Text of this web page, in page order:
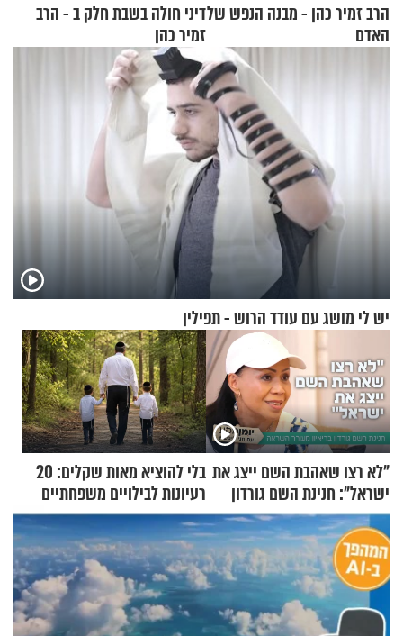
הרב זמיר כהן - מבנה הנפש של
האדם
דיני חולה בשבת חלק ב - הרב
זמיר כהן
יש לי מושג עם עודד הרוש - תפילין
"לא רצו שאהבת השם ייצג את
ישראל": חנינת השם גורדון
בריאיון מעורר השראה
בלי להוציא מאות שקלים: 20
רעיונות לבילויים משפחתיים
כמעט בחינם